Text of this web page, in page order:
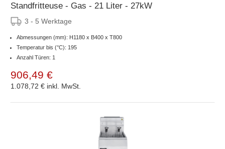
Standfritteuse - Gas - 21 Liter - 27kW
3 - 5 Werktage
Abmessungen (mm): H1180 x B400 x T800
Temperatur bis (°C): 195
Anzahl Türen: 1
906,49 €
1.078,72 € inkl. MwSt.